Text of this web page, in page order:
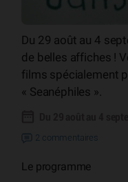
Du 29 août au 4
de belles affiches !
films spécialement
« Seanéphiles ».
2 commentaires
Le programme